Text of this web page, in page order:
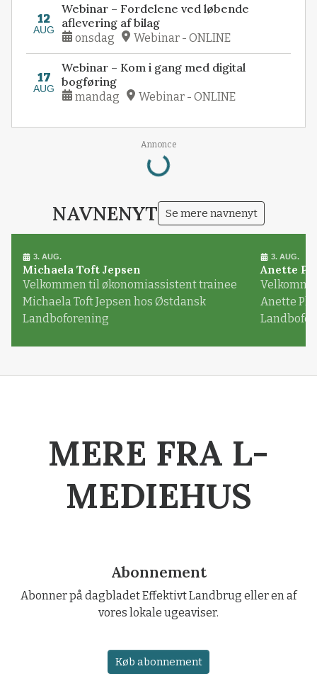
12
AUG
Webinar – Fordelene ved løbende
aflevering af bilag
onsdag Webinar - ONLINE
17
AUG
Webinar – Kom i gang med digital
bogføring
mandag Webinar - ONLINE
Annonce
Loading...
NAVNENYT Se mere navnenyt
3. AUG.
Michaela Toft Jepsen
Velkommen til økonomiassistent trainee
Michaela Toft Jepsen hos Østdansk
Landboforening
3. AUG.
Anette
Anette
MERE FRA L-
MEDIEHUS
Abonnement
Abonner på dagbladet Effektivt Landbrug eller en af
vores lokale ugeaviser.
Køb abonnement